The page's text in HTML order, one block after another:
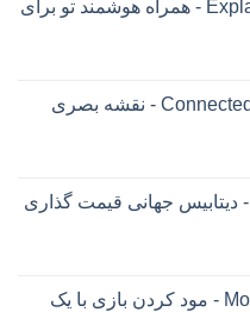
اکانت پرمیوم Explainpaper - همراه هوشمند تو برای
اکانت پرمیوم Connected Papers - نقشه بصری
اکانت پرمیوم Artprice - دیتابیس جهانی قیمت ‌گذاری
اکانت پرمیوم Modengine - مود کردن بازی با یک